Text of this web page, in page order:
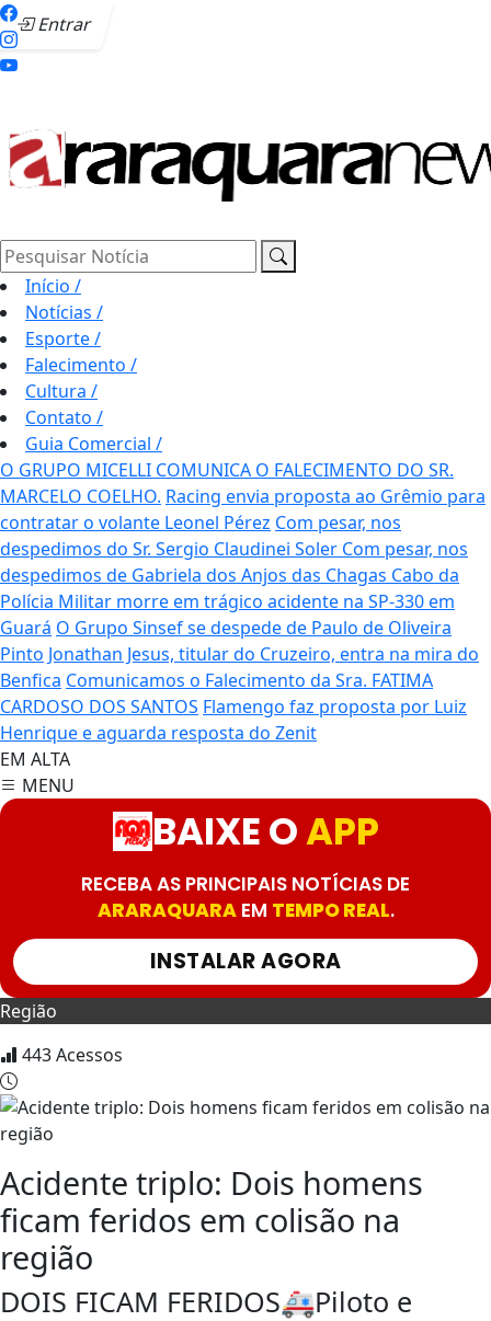
Entrar
Pesquisar Notícia
Início /
Notícias /
Esporte/
Falecimento /
Cultura /
Contato /
Guia Comercial /
O GRUPO MICELLI COMUNICA O FALECIMENTO DO SR.
MARCELO COELHO. Racing envia proposta ao Grêmio para
contratar o volante Leonel Pérez Com pesar, nos
despedimos do Sr. Sergio Claudinei Soler Com pesar, nos
despedimos de Gabriela dos Anjos das Chagas Cabo da
Polícia Militar morre em trágico acidente na SP-330 em
Guará O Grupo Sinsef se despede de Paulo de Oliveira
Pinto Jonathan Jesus, titular do Cruzeiro, entra na mira do
Benfica Comunicamos o Falecimento da Sra. FATIMA
CARDOSO DOS SANTOS Flamengo faz proposta por Luiz
Henrique e aguarda resposta do Zenit
EM ALTA
MENU
BAIXE OAPP
RECEBA AS PRINCIPAIS NOTÍCIAS DE
ARARAQUARAEM TEMPO REAL.
INSTALAR AGORA
Região
443Acessos
Acidente triplo: Dois homens
ficam feridos em colisão na
região
DOIS FICAM FERIDOS🚑Piloto e